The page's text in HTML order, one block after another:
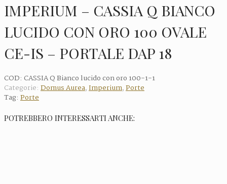
IMPERIUM – CASSIA Q BIANCO
LUCIDO CON ORO 100 OVALE
CE-IS – PORTALE DAP 18
COD: CASSIA Q Bianco lucido con oro 100-1-1
Categorie: Domus Aurea,Imperium,Porte
Tag: Porte
POTREBBERO INTERESSARTI ANCHE: